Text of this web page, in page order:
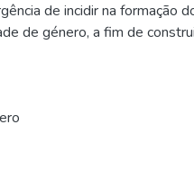
de incidir na formação
de género, a fim de